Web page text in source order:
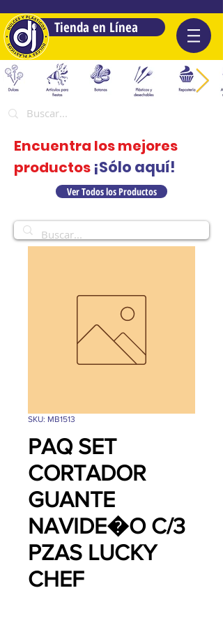
Tienda en Línea
Encuentra los mejores
productos ¡Sólo aquí!
Ver Todos los Productos
SKU: MB1513
PAQ SET
CORTADOR
GUANTE
NAVIDE�O C/3
PZAS LUCKY
CHEF